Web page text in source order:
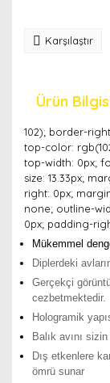
Karşılaştır
Ürün
102); border-
top-color:
top-width: 0px;
size: 13.33px;
right: 0px;
none; outline-
0px; padding-
Mükemmel
Diplerdeki
Gerçekçi
cezbetmektedir.
Hologramik
Balık avını
Dış etkenlere
ömrü sunar